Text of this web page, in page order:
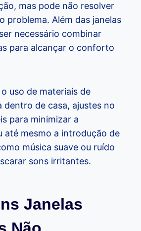
mas pode não resolver
problema. Além das janelas
necessário combinar
para alcançar o conforto
uso de materiais de
dentro de casa, ajustes no
para minimizar a
até mesmo a introdução de
música suave ou ruído
sons irritantes.
Janelas